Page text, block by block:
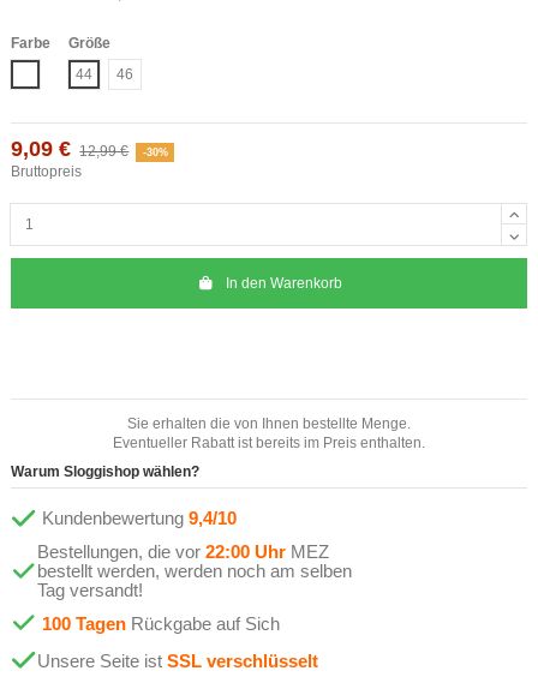
Farbe
Größe
44
46
9,09 € 12,99 € -30%
Bruttopreis
In den Warenkorb
Sie erhalten die von Ihnen bestellte Menge.
Eventueller Rabatt ist bereits im Preis enthalten.
Warum Sloggishop wählen?
Kundenbewertung 9,4/10
Bestellungen, die vor 22:00 Uhr MEZ
bestellt werden, werden noch am selben
Tag versandt!
100 Tagen Rückgabe auf Sich
Unsere Seite ist SSL verschlüsselt